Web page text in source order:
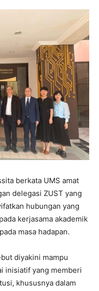
berkata UMS amat
delegasi ZUST yang
hubungan yang
kerjasama akademik
masa hadapan.
diyakini mampu
inisiatif yang memberi
khususnya dalam